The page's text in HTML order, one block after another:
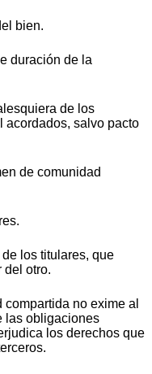
bien.
duración de la
de los
acordados, salvo pacto
de comunidad
los titulares, que
del otro.
no exime al
las obligaciones
los derechos que